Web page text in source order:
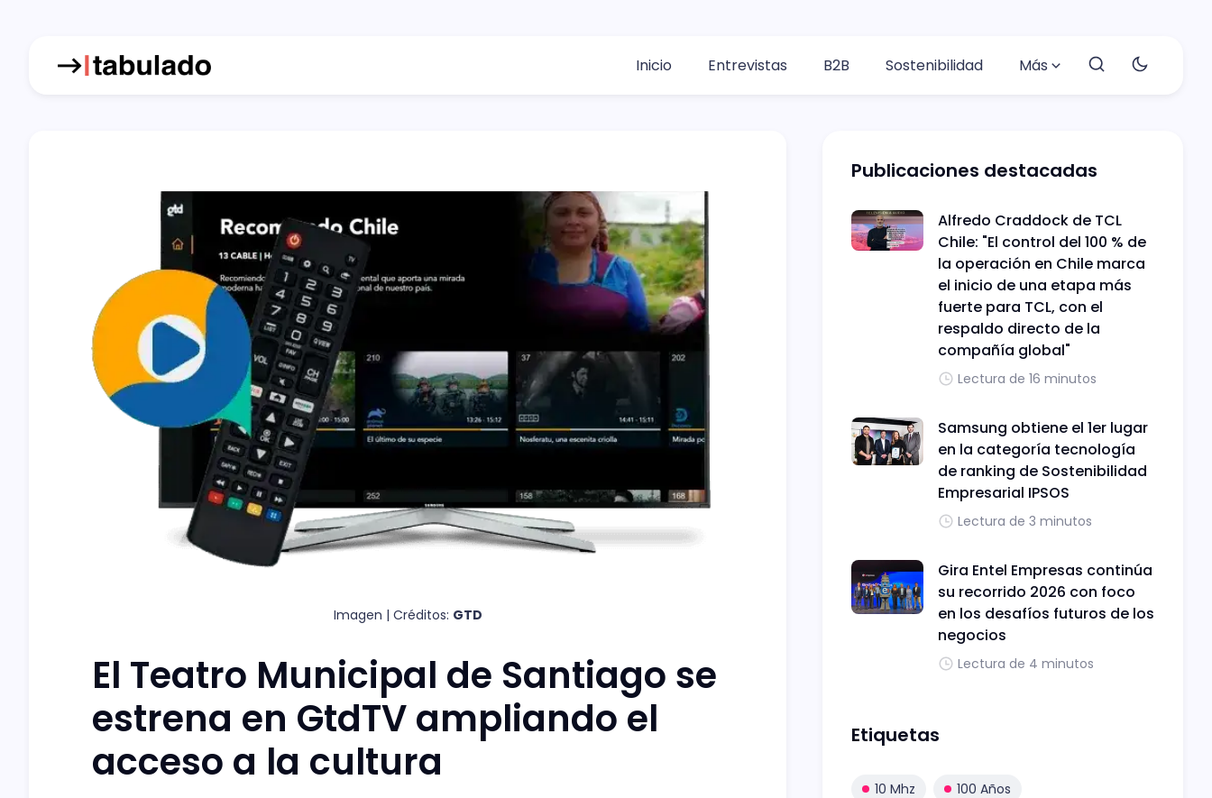
Inicio Entrevistas B2B Sostenibilidad Más
Imagen | Créditos: GTD
El Teatro Municipal de Santiago se
estrena en GtdTV ampliando el
acceso a la cultura
Publicaciones destacadas
Alfredo Craddock de TCL
Chile: "El control del 100 % de
la operación en Chile marca
el inicio de una etapa más
fuerte para TCL, con el
respaldo directo de la
compañía global"
Lectura de 16 minutos
Samsung obtiene el 1er lugar
en la categoría tecnología
de ranking de Sostenibilidad
Empresarial IPSOS
Lectura de 3 minutos
Gira Entel Empresas continúa
su recorrido 2026 con foco
en los desafíos futuros de los
negocios
Lectura de 4 minutos
Etiquetas
10 Mhz 100 Años